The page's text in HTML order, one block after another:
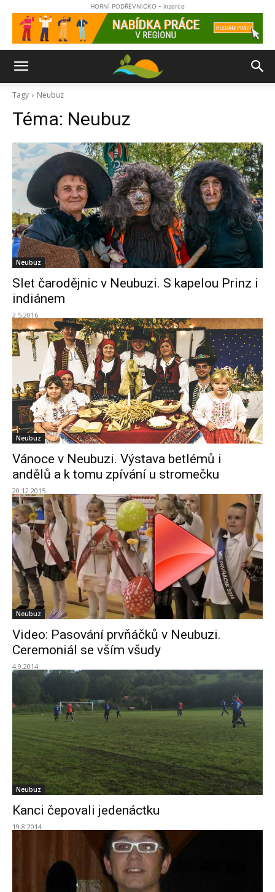
HORNÍ PODŘEVNICKO - inzerce
Tagy Neubuz
Téma: Neubuz
Neubuz
Slet čarodějnic v Neubuzi. S kapelou Prinz i
indiánem
2.5.2016
Neubuz
Vánoce v Neubuzi. Výstava betlémů i
andělů a k tomu zpívání u stromečku
20.12.2015
Neubuz
Video: Pasování prvňáčků v Neubuzi.
Ceremoniál se vším všudy
4.9.2014
Neubuz
Kanci čepovali jedenáctku
19.8.2014